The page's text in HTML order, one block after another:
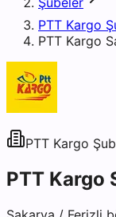
PTT Kargo
PTT Kargo
PTT Kargo
PTT Kargo